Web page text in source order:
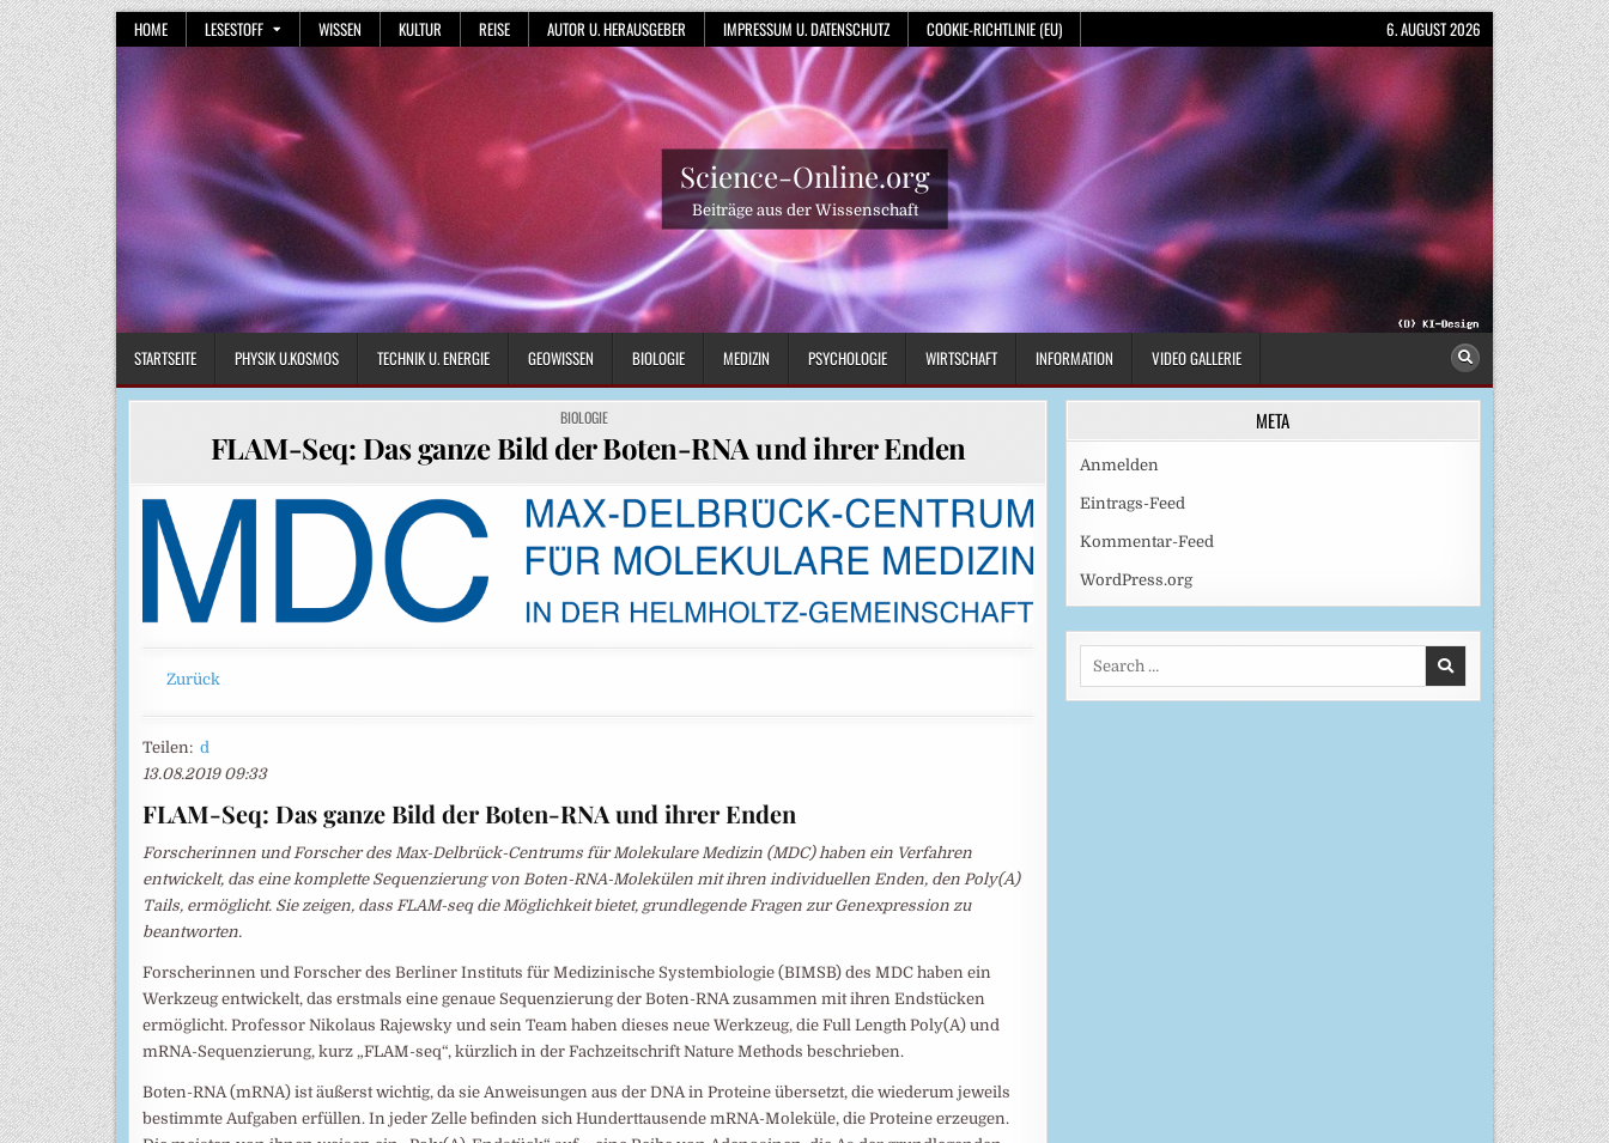
Skip
to
content
HOME LESESTOFF WISSEN KULTUR REISE AUTOR U. HERAUSGEBER IMPRESSUM U. DATENSCHUTZ COOKIE-RICHTLINIE (EU) 6. AUGUST 2026
Science-Online.org
Beiträge aus der Wissenschaft
STARTSEITE PHYSIK U.KOSMOS TECHNIK U. ENERGIE GEOWISSEN BIOLOGIE MEDIZIN PSYCHOLOGIE WIRTSCHAFT INFORMATION VIDEO GALLERIE
POSTED
IN
BIOLOGIE
FLAM-Seq: Das ganze Bild der Boten-RNA und ihrer Enden
Zurück
Teilen: d
13.08.2019 09:33
FLAM-Seq: Das ganze Bild der Boten-RNA und ihrer Enden
Forscherinnen und Forscher des Max-Delbrück-Centrums für Molekulare Medizin (MDC) haben ein Verfahren
entwickelt, das eine komplette Sequenzierung von Boten-RNA-Molekülen mit ihren individuellen Enden, den Poly(A)
Tails, ermöglicht. Sie zeigen, dass FLAM-seq die Möglichkeit bietet, grundlegende Fragen zur Genexpression zu
beantworten.
Forscherinnen und Forscher des Berliner Instituts für Medizinische Systembiologie (BIMSB) des MDC haben ein
Werkzeug entwickelt, das erstmals eine genaue Sequenzierung der Boten-RNA zusammen mit ihren Endstücken
ermöglicht. Professor Nikolaus Rajewsky und sein Team haben dieses neue Werkzeug, die Full Length Poly(A) und
mRNA-Sequenzierung, kurz „FLAM-seq“, kürzlich in der Fachzeitschrift Nature Methods beschrieben.
Boten-RNA (mRNA) ist äußerst wichtig, da sie Anweisungen aus der DNA in Proteine übersetzt, die wiederum jeweils
bestimmte Aufgaben erfüllen. In jeder Zelle befinden sich Hunderttausende mRNA-Moleküle, die Proteine erzeugen.
META
Anmelden
Eintrags-Feed
Kommentar-Feed
WordPress.org